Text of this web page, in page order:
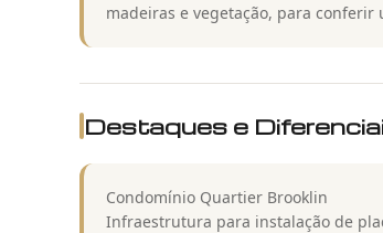
madeiras e vegetação, para
Destaques e
Condomínio Quartier Brooklin
Infraestrutura para instalação de